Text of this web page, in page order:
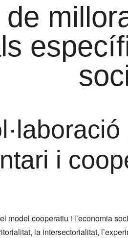
i
model cooperatiu i l’economia
la intersectorialitat,